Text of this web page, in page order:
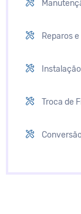
Reparos
Troca de